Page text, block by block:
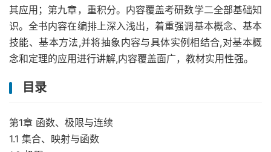
其应用；第九章，重积分。内容覆盖考研数学二全部基础知
识。全书内容在编排上深入浅出，着重强调基本概念、基本
技能、基本方法,并将抽象内容与具体实例相结合,对基本概
念和定理的应用进行讲解,内容覆盖面广，教材实用性强。
目录
第1章 函数、极限与连续
1.1 集合、映射与函数